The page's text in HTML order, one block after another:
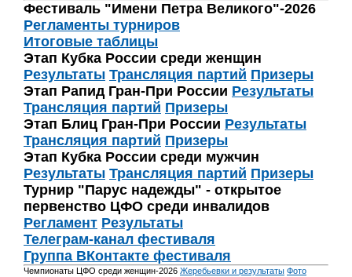
Фестиваль "Имени Петра Великого"-2026
Регламенты турниров
Итоговые таблицы
Этап Кубка России среди женщин
Результаты Трансляция партий Призеры
Этап Рапид Гран-При России Результаты
Трансляция партий Призеры
Этап Блиц Гран-При России Результаты
Трансляция партий Призеры
Этап Кубка России среди мужчин
Результаты Трансляция партий Призеры
Турнир "Парус надежды" - открытое
первенство ЦФО среди инвалидов
Регламент Результаты
Телеграм-канал фестиваля
Группа ВКонтакте фестиваля
Чемпионаты ЦФО среди женщин-2026 Жеребьевки и результаты Фото